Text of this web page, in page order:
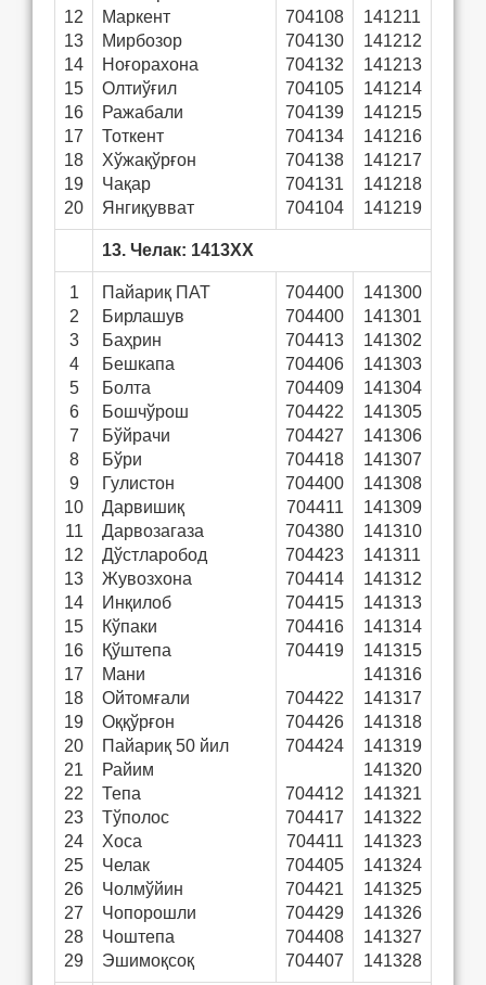
12
13
14
15
16
17
18
19
20
Маркент
Мирбозор
Ноғорахона
Олтиўғил
Ражабали
Тоткент
Хўжақўрғон
Чақар
Янгиқувват
704108
704130
704132
704105
704139
704134
704138
704131
704104
141211
141212
141213
141214
141215
141216
141217
141218
141219
13. Челак: 1413ХХ
1
2
3
4
5
6
7
8
9
10
11
12
13
14
15
16
17
18
19
20
21
22
23
24
25
26
27
28
29
Пайариқ ПАТ
Бирлашув
Баҳрин
Бешкапа
Болта
Бошчўрош
Бўйрачи
Бўри
Гулистон
Дарвишиқ
Дарвозагаза
Дўстларобод
Жувозхона
Инқилоб
Кўпаки
Қўштепа
Мани
Ойтомғали
Оққўрғон
Пайариқ 50 йил
Райим
Тепа
Тўполос
Хоса
Челак
Чолмўйин
Чопорошли
Чоштепа
Эшимоқсоқ
704400
704400
704413
704406
704409
704422
704427
704418
704400
704411
704380
704423
704414
704415
704416
704419
704422
704426
704424
704412
704417
704411
704405
704421
704429
704408
704407
141300
141301
141302
141303
141304
141305
141306
141307
141308
141309
141310
141311
141312
141313
141314
141315
141316
141317
141318
141319
141320
141321
141322
141323
141324
141325
141326
141327
141328